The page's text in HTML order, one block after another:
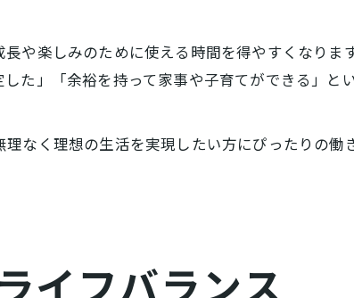
や楽しみのために使える時間を得やすくなりま
た」「余裕を持って家事や子育てができる」と
なく理想の生活を実現したい方にぴったりの働
イフバランス